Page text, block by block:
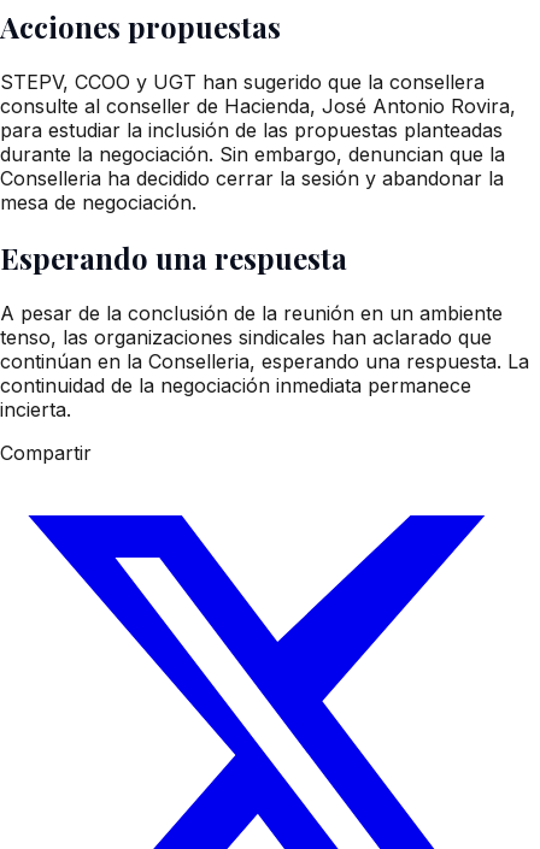
Acciones propuestas
STEPV, CCOO y UGT han sugerido que la consellera
consulte al conseller de Hacienda, José Antonio Rovira,
para estudiar la inclusión de las propuestas planteadas
durante la negociación. Sin embargo, denuncian que la
Conselleria ha decidido cerrar la sesión y abandonar la
mesa de negociación.
Esperando una respuesta
A pesar de la conclusión de la reunión en un ambiente
tenso, las organizaciones sindicales han aclarado que
continúan en la Conselleria, esperando una respuesta. La
continuidad de la negociación inmediata permanece
incierta.
Compartir